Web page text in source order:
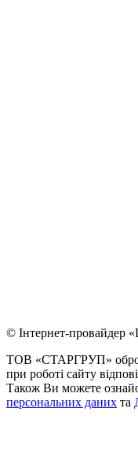
© Інтернет-провайдер
ТОВ «СТАРГРУП»
при роботі сайту
Також Ви можете
персональних даних та